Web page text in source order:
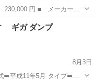
レード名： プレミアム
5D ■ ミッション：
ゞ ギガ ダンプ
8月3日